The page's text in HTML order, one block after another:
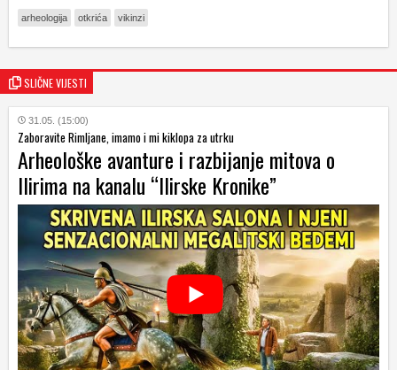
arheologija otkrića vikinzi
SLIČNE VIJESTI
31.05. (15:00)
Zaboravite Rimljane, imamo i mi kiklopa za utrku
Arheološke avanture i razbijanje mitova o
Ilirima na kanalu “Ilirske Kronike”